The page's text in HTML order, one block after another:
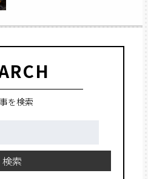
を検索
検索